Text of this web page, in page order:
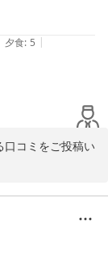
きるよう、より
もお楽しみいた
謝申し上げます。
ちしておりま
夕食: 5 |
口コミをご投稿い
残った」「心地よ
しく拝見いたし
う心掛けており
います。